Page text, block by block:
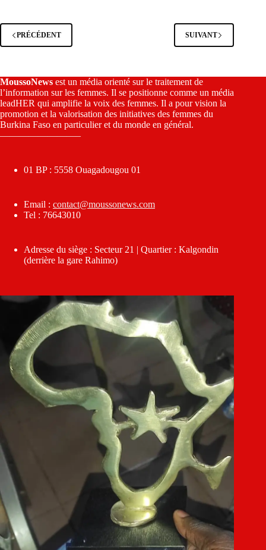
PRÉCÉDENT SUIVANT
MoussoNews est un média orienté sur le traitement de
l’information sur les femmes. Il se positionne comme un média
leadHER qui amplifie la voix des femmes. Il a pour vision la
promotion et la valorisation des initiatives des femmes du
Burkina Faso en particulier et du monde en général.
————————–
01 BP : 5558 Ouagadougou 01
Email : contact@moussonews.com
Tel : 76643010
Adresse du siège : Secteur 21 | Quartier : Kalgondin
(derrière la gare Rahimo)